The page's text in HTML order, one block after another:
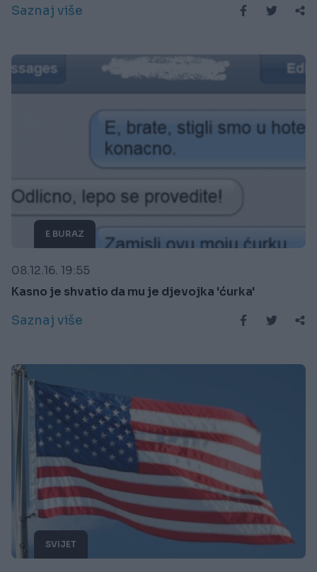
Saznaj više
E BURAZ
08.12.16. 19:55
Kasno je shvatio da mu je djevojka 'ćurka'
Saznaj više
SVIJET